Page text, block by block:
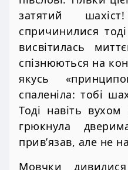
затятий
спричинилися
висвітилась
спізнюються на
якусь
спаленіла: тобі
Тоді навіть
грюкнула
прив’язав, але не
Мовчки